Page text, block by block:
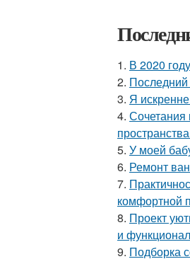
1. В 2020
2.
3. Я
4. Сочетания
5. У моей
6. Ремонт
7.
комфортной
8. Проект
и
9. Подборка